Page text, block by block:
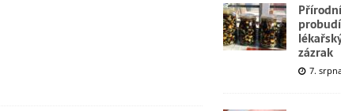
zázrak
7.